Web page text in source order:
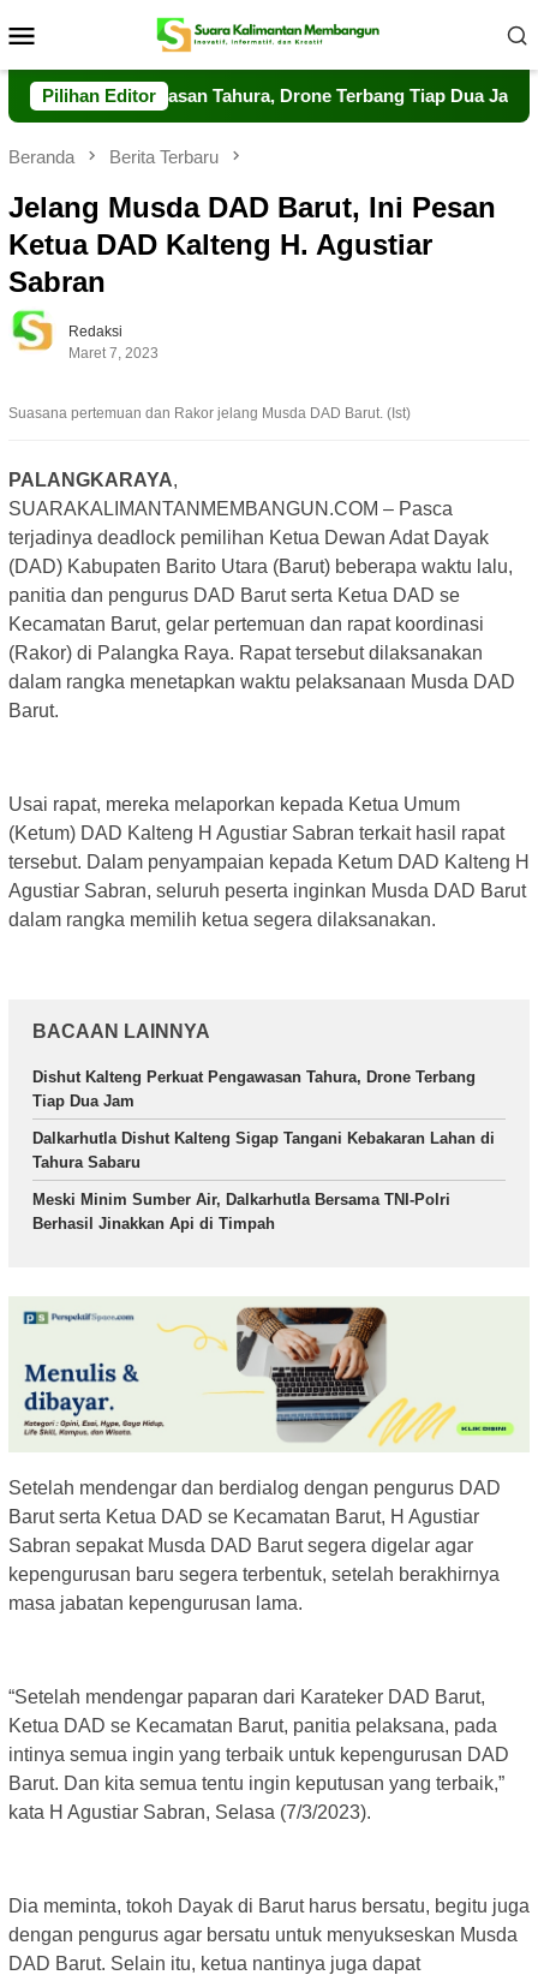
ke
Mobile
Pilihan Editor
Pengawasan Tahura, Drone Terbang Tiap Dua Jam
Beranda Berita Terbaru
Jelang Musda DAD Barut, Ini Pesan
Ketua DAD Kalteng H. Agustiar
Sabran
Redaksi
Maret 7, 2023
Suasana pertemuan dan Rakor jelang Musda DAD Barut. (Ist)
PALANGKARAYA,
SUARAKALIMANTANMEMBANGUN.COM – Pasca
terjadinya deadlock pemilihan Ketua Dewan Adat Dayak
(DAD) Kabupaten Barito Utara (Barut) beberapa waktu lalu,
panitia dan pengurus DAD Barut serta Ketua DAD se
Kecamatan Barut, gelar pertemuan dan rapat koordinasi
(Rakor) di Palangka Raya. Rapat tersebut dilaksanakan
dalam rangka menetapkan waktu pelaksanaan Musda DAD
Barut.
Usai rapat, mereka melaporkan kepada Ketua Umum
(Ketum) DAD Kalteng H Agustiar Sabran terkait hasil rapat
tersebut. Dalam penyampaian kepada Ketum DAD Kalteng H
Agustiar Sabran, seluruh peserta inginkan Musda DAD Barut
dalam rangka memilih ketua segera dilaksanakan.
BACAAN LAINNYA
Dishut Kalteng Perkuat Pengawasan Tahura, Drone Terbang
Tiap Dua Jam
Dalkarhutla Dishut Kalteng Sigap Tangani Kebakaran Lahan di
Tahura Sabaru
Meski Minim Sumber Air, Dalkarhutla Bersama TNI-Polri
Berhasil Jinakkan Api di Timpah
Setelah mendengar dan berdialog dengan pengurus DAD
Barut serta Ketua DAD se Kecamatan Barut, H Agustiar
Sabran sepakat Musda DAD Barut segera digelar agar
kepengurusan baru segera terbentuk, setelah berakhirnya
masa jabatan kepengurusan lama.
“Setelah mendengar paparan dari Karateker DAD Barut,
Ketua DAD se Kecamatan Barut, panitia pelaksana, pada
intinya semua ingin yang terbaik untuk kepengurusan DAD
Barut. Dan kita semua tentu ingin keputusan yang terbaik,”
kata H Agustiar Sabran, Selasa (7/3/2023).
Dia meminta, tokoh Dayak di Barut harus bersatu, begitu juga
dengan pengurus agar bersatu untuk menyukseskan Musda
DAD Barut. Selain itu, ketua nantinya juga dapat